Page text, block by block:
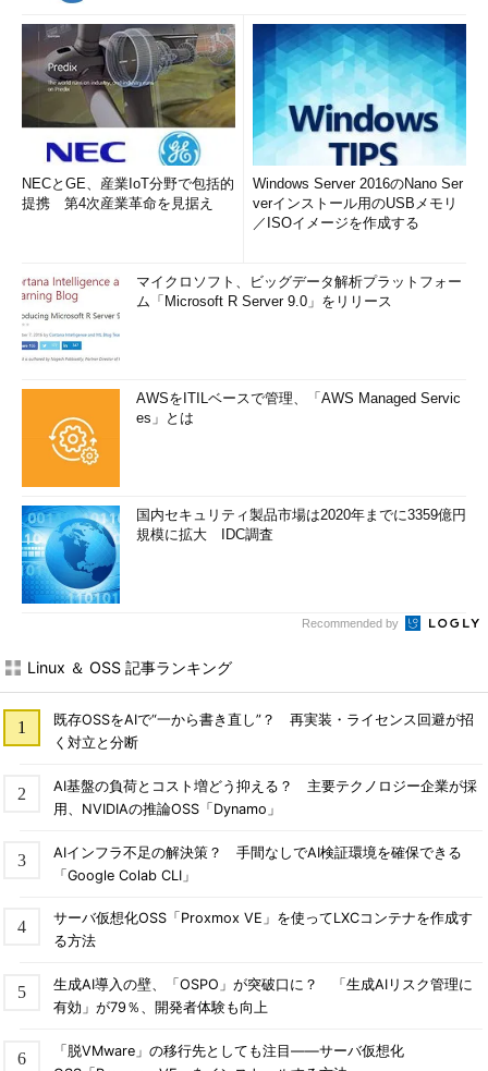
NECとGE、産業IoT分野で包括的
提携 第4次産業革命を見据え
Windows Server 2016のNano Ser
verインストール用のUSBメモリ
／ISOイメージを作成する
マイクロソフト、ビッグデータ解析プラットフォー
ム「Microsoft R Server 9.0」をリリース
AWSをITILベースで管理、「AWS Managed Servic
es」とは
国内セキュリティ製品市場は2020年までに3359億円
規模に拡大 IDC調査
Recommended by
Linux ＆ OSS 記事ランキング
既存OSSをAIで“一から書き直し”？ 再実装・ライセンス回避が招
く対立と分断
AI基盤の負荷とコスト増どう抑える？ 主要テクノロジー企業が採
用、NVIDIAの推論OSS「Dynamo」
AIインフラ不足の解決策？ 手間なしでAI検証環境を確保できる
「Google Colab CLI」
サーバ仮想化OSS「Proxmox VE」を使ってLXCコンテナを作成す
る方法
生成AI導入の壁、「OSPO」が突破口に？ 「生成AIリスク管理に
有効」が79％、開発者体験も向上
「脱VMware」の移行先としても注目――サーバ仮想化